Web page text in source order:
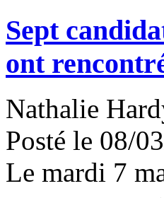
Sept
ont
Nathalie
Posté le 08/
Le mardi 7